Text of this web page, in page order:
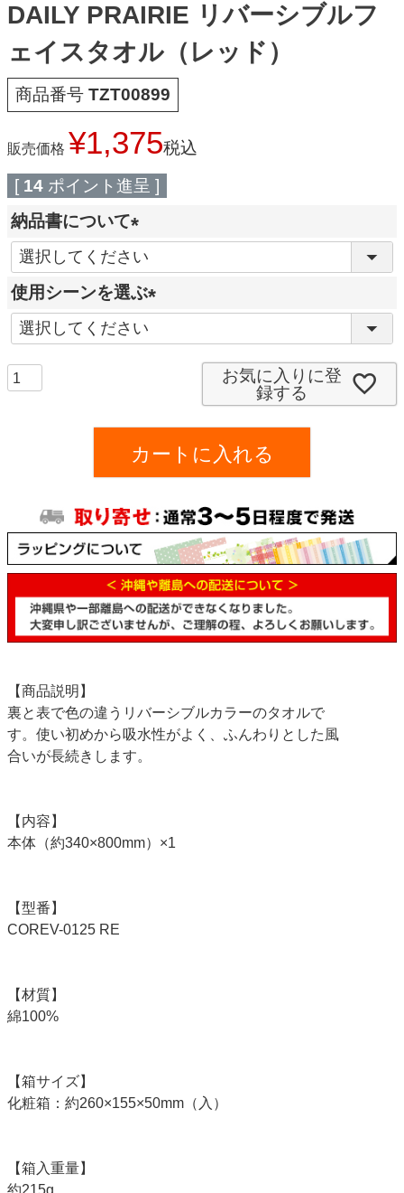
DAILY PRAIRIE リバーシブルフ
ェイスタオル（レッド）
商品番号 TZT00899
販売価格 ¥1,375税込
[ 14 ポイント進呈 ]
納品書について
(
必
須
)
使用シーンを選ぶ
必
お気に入りに登
録する
カートに入れる
【商品説明】
裏と表で色の違うリバーシブルカラーのタオルで
す。使い初めから吸水性がよく、ふんわりとした風
合いが長続きします。
【内容】
本体（約340×800mm）×1
【型番】
COREV-0125 RE
【材質】
綿100%
【箱サイズ】
化粧箱：約260×155×50mm（入）
【箱入重量】
約215g